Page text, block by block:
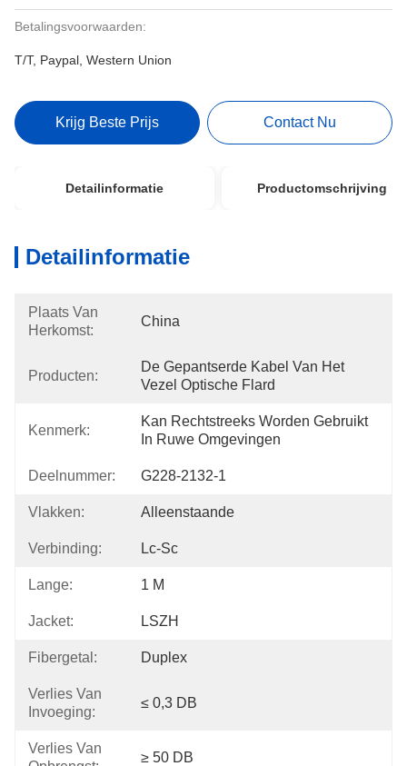
Betalingsvoorwaarden:
T/T, Paypal, Western Union
Krijg Beste Prijs Contact Nu
Detailinformatie Productomschrijving
Detailinformatie
Plaats Van
Herkomst:
China
Producten:
De Gepantserde Kabel Van Het
Vezel Optische Flard
Kenmerk:
Kan Rechtstreeks Worden Gebruikt
In Ruwe Omgevingen
Deelnummer: G228-2132-1
Vlakken: Alleenstaande
Verbinding: Lc-Sc
Lange: 1 M
Jacket: LSZH
Fibergetal: Duplex
Verlies Van
Invoeging:
≤ 0,3 DB
Verlies Van
≥ 50 DB